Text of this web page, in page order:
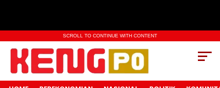
SCROLL TO CONTINUE WITH CONTENT